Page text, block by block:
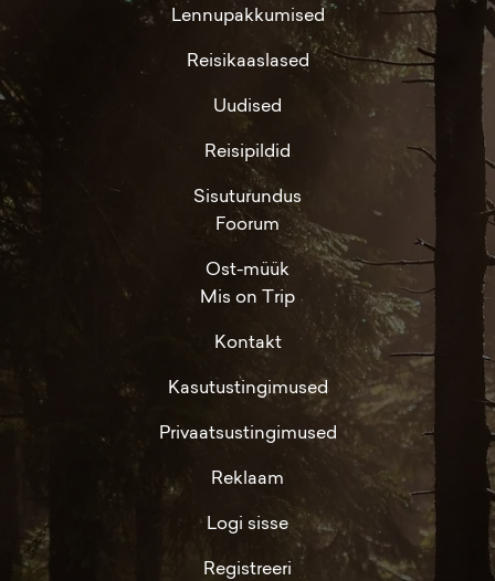
Lennupakkumised
Reisikaaslased
Uudised
Reisipildid
Sisuturundus
Foorum
Ost-müük
Mis on Trip
Kontakt
Kasutustingimused
Privaatsustingimused
Reklaam
Logi sisse
Registreeri